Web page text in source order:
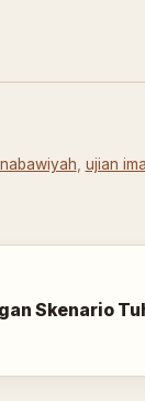
ujian
Skenario